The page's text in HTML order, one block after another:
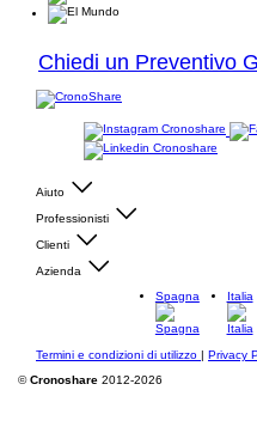
Chiedi un Preventivo
Aiuto
Professionisti
Clienti
Azienda
Spagna
Italia
Termini e condizioni di utilizzo | Privacy
©Cronoshare 2012-2026